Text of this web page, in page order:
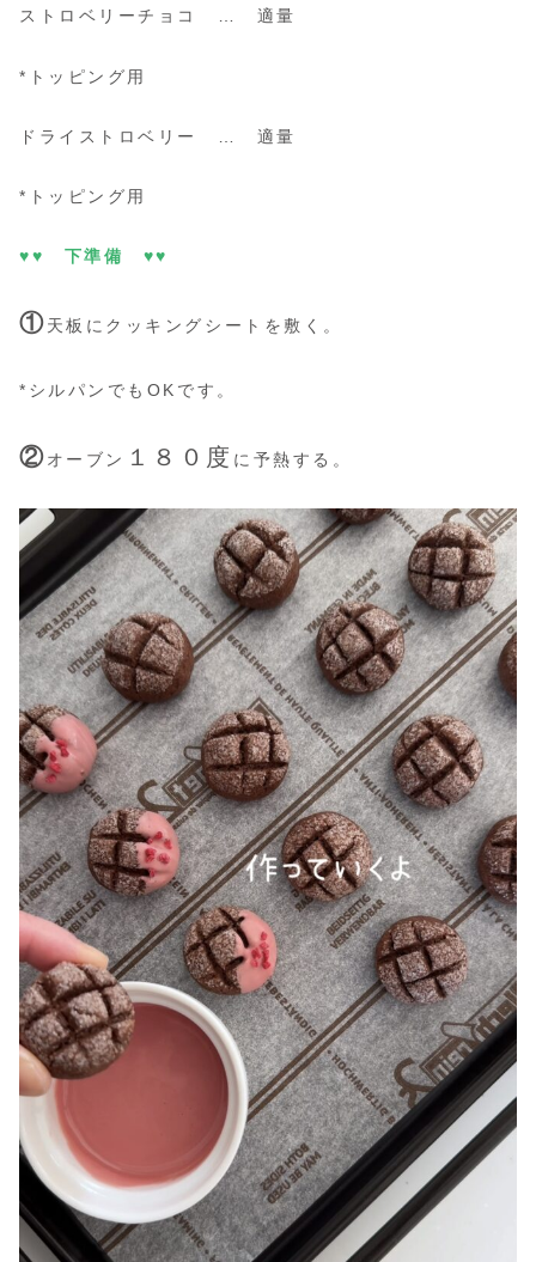
ストロベリーチョコ … 適量
*トッピング用
ドライストロベリー … 適量
*トッピング用
♥♥ 下準備 ♥♥
①天板にクッキングシートを敷く。
*シルパンでもOKです。
②オーブン １８０度 に予熱する。